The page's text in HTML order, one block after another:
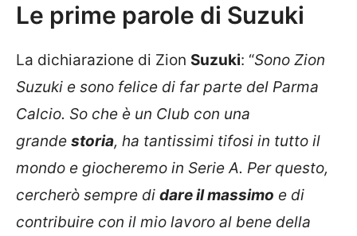
Le prime parole di Suzuki
La dichiarazione di Zion Suzuki: “Sono Zion
Suzuki e sono felice di far parte del Parma
Calcio. So che è un Club con una
grande storia, ha tantissimi tifosi in tutto il
mondo e giocheremo in Serie A. Per questo,
cercherò sempre di dare il massimo e di
contribuire con il mio lavoro al bene della